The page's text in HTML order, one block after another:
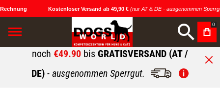
Kostenloser Versand ab 49,90 €(nur AT & DE - ausgenommen
0
noch €49.90 bis GRATISVERSAND (AT /
DE) - ausgenommen Sperrgut.